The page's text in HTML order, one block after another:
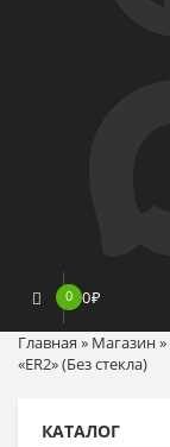
0 0₽
Главная » Магазин»
«ER2» (Без стекла)
КАТАЛОГ